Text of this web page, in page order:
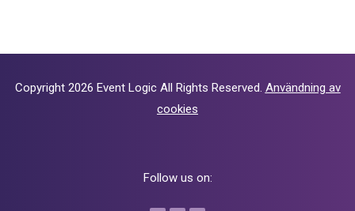
Copyright 2026 Event Logic All Rights Reserved. Användning av
cookies
Follow us on: